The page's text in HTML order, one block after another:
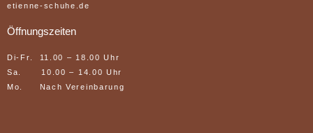
etienne-schuhe.de
Öffnungszeiten
Di-Fr. 11.00 – 18.00 Uhr
Sa. 10.00 – 14.00 Uhr
Mo. Nach Vereinbarung